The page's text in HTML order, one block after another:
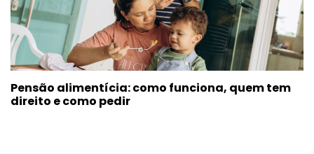
Pensão alimentícia: como funciona, quem tem
direito e como pedir